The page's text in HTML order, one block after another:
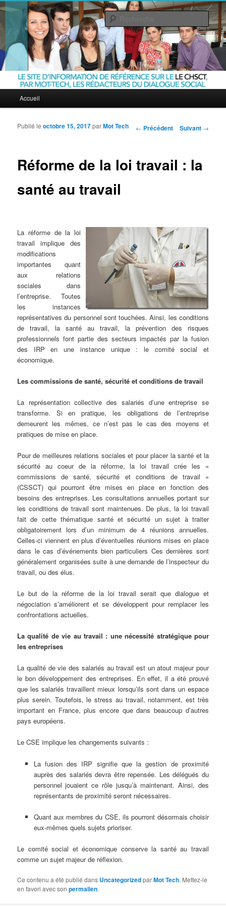
Le CHSCT
Aller au contenu principal
Aller au contenu secondaire
Accueil
Navigation des articles
← Précédent Suivant →
Réforme de la loi travail : la
santé au travail
Publié leoctobre 15, 2017parMot Tech
La réforme de la loi
travail implique des
modifications
importantes quant
aux relations
sociales dans
l’entreprise. Toutes
les instances
représentatives du personnel sont touchées. Ainsi, les conditions
de travail, la santé au travail, la prévention des risques
professionnels font partie des secteurs impactés par la fusion
des IRP en une instance unique : le comité social et
économique.
Les commissions de santé, sécurité et conditions de travail
La représentation collective des salariés d’une entreprise se
transforme. Si en pratique, les obligations de l’entreprise
demeurent les mêmes, ce n’est pas le cas des moyens et
pratiques de mise en place.
Pour de meilleures relations sociales et pour placer la santé et la
sécurité au coeur de la réforme, la loi travail crée les «
commissions de santé, sécurité et conditions de travail »
(CSSCT) qui pourront être mises en place en fonction des
besoins des entreprises. Les consultations annuelles portant sur
les conditions de travail sont maintenues. De plus, la loi travail
fait de cette thématique santé et sécurité un sujet à traiter
obligatoirement lors d’un minimum de 4 réunions annuelles.
Celles-ci viennent en plus d’éventuelles réunions mises en place
dans le cas d’événements bien particuliers Ces dernières sont
généralement organisées suite à une demande de l’inspecteur du
travail, ou des élus.
Le but de la réforme de la loi travail serait que dialogue et
négociation s’améliorent et se développent pour remplacer les
confrontations actuelles.
La qualité de vie au travail : une nécessité stratégique pour
les entreprises
La qualité de vie des salariés au travail est un atout majeur pour
le bon développement des entreprises. En effet, il a été prouvé
que les salariés travaillent mieux lorsqu’ils sont dans un espace
plus serein. Toutefois, le stress au travail, notamment, est très
important en France, plus encore que dans beaucoup d’autres
pays européens.
Le CSE implique les changements suivants :
La fusion des IRP signifie que la gestion de proximité
auprès des salariés devra être repensée. Les délégués du
personnel jouaient ce rôle jusqu’à maintenant. Ainsi, des
représentants de proximité seront nécessaires.
Quant aux membres du CSE, ils pourront désormais choisir
eux-mêmes quels sujets prioriser.
Le comité social et économique conserve la santé au travail
comme un sujet majeur de réflexion.
Ce contenu a été publié dans UncategorizedparMot Tech. Mettez-le
en favori avec sonpermalien.